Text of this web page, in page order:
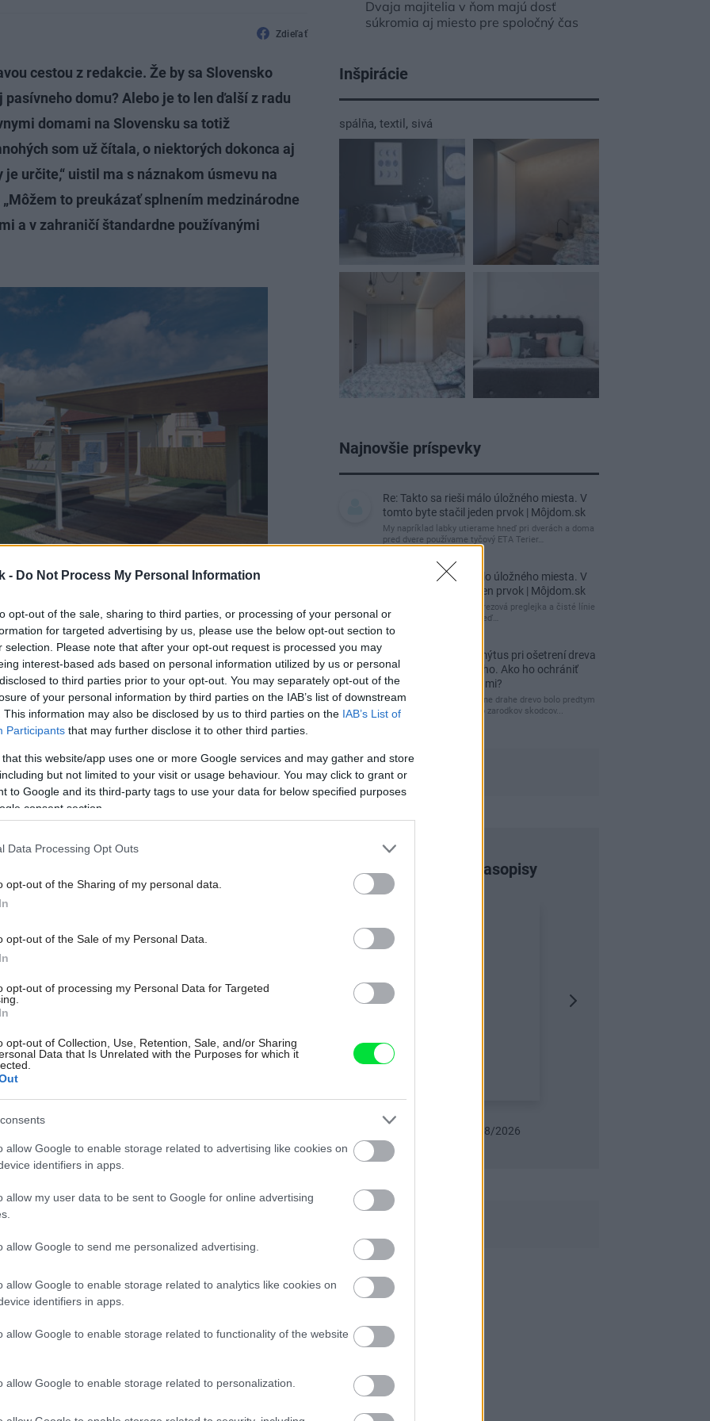
- Do Not Process My Personal Information
opt-out of the sale, sharing to third parties, or processing of your personal or
for targeted advertising by us, please use the below opt-out section to
selection. Please note that after your opt-out request is processed you may
interest-based ads based on personal information utilized by us or personal
to third parties prior to your opt-out. You may separately opt-out of the
of your personal information by third parties on the IAB’s list of downstream
This information may also be disclosed by us to third parties on the IAB’s List of
Participants that may further disclose it to other third parties.
that this website/app uses one or more Google services and may gather and store
but not limited to your visit or usage behaviour. You may click to grant or
to Google and its third-party tags to use your data for below specified purposes
consent section.
Data Processing Opt Outs
opt-out of the Sharing of my personal data.
opt-out of the Sale of my Personal Data.
opt-out of processing my Personal Data for Targeted
opt-out of Collection, Use, Retention, Sale, and/or Sharing
Data that Is Unrelated with the Purposes for which it
allow Google to enable storage related to advertising like cookies on
identifiers in apps.
allow my user data to be sent to Google for online advertising
allow Google to send me personalized advertising.
allow Google to enable storage related to analytics like cookies on
identifiers in apps.
allow Google to enable storage related to functionality of the website
allow Google to enable storage related to personalization.
Zdieľať
cestou z redakcie. Že by sa Slovensko
domu? Alebo je to len ďalší z radu
domami na Slovensku sa totiž
som už čítala, o niektorých dokonca aj
určite,“ uistil ma s náznakom úsmevu na
to preukázať splnením medzinárodne
a v zahraničí štandardne používanými
dom,“ pokračuje architekt, „chceli
podmienkach, ktoré sú odlišné od tých
s našimi projektantmi, so slovenskou
materiálmi a technológiami
a zásady uznávané v zahraničí
chcú u nás stavať pasívne domy (a je
na bývanie, alebo preto, aby urobili
inšpirovať a poučiť z našich skúseností.“
čo dokazovalo množstvo informácií,
Dvaja majitelia v ňom majú dosť
súkromia aj miesto pre spoločný čas
Inšpirácie
spálňa, textil , sivá
Najnovšie príspevky
Re: Takto sa rieši málo úložného miesta. V
tomto byte stačil jeden prvok | Môjdom.sk
My napríklad labky utierame hneď pri dverách a doma
pred dvere používame tyčový ETA Terier…
Re: Takto sa rieši málo úložného miesta. V
tomto byte stačil jeden prvok | Môjdom.sk
Dizajn je to nádherný, tá brezová preglejka a čisté línie
vyzerajú super. Ale vždy, keď…
Re: Toto je najväčší mýtus pri ošetrení dreva
a môže vás vyjsť draho. Ako ho ochrániť
pred hnitím a škodcami?
clovek by cakal ze vysusene drahe drevo bolo predtym
naparovane aby sa zbavilo zarodkov skodcov...
Najnovšie časopisy
Záhrada 07-08/2026